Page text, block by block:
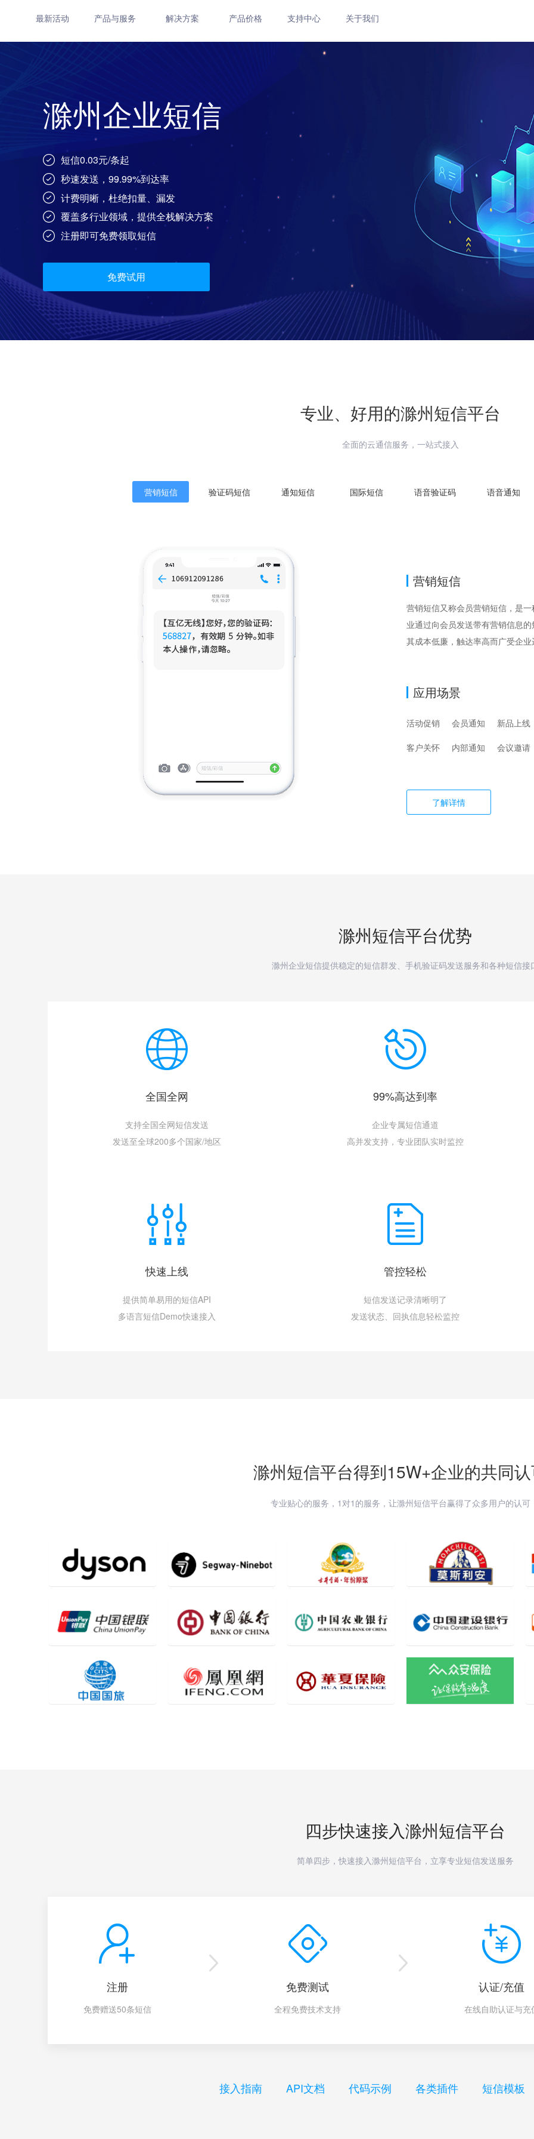
最新活动 产品与服务 解决方案 产品价格 支持中心 关于我们
滁州企业短信
短信0.03元/条起
秒速发送，99.99%到达率
计费明晰，杜绝扣量、漏发
覆盖多行业领域，提供全栈解决方案
注册即可免费领取短信
免费试用
专业、好用的滁州短信平台
全面的云通信服务，一站式接入
营销短信 验证码短信 通知短信 国际短信 语音验证码 语音通知
营销短信
营销短信又称会员营销短信，是
业通过向会员发送带有营销信息
其成本低廉，触达率高而广受企
应用场景
活动促销 会员通知 新品上线
客户关怀 内部通知 会议邀请
了解详情
滁州短信平台优势
滁州企业短信提供稳定的短信群发、手机验证码发送服务和各种短信接
全国全网
支持全国全网短信发送
发送至全球200多个国家/地区
99%高达到率
企业专属短信通道
高并发支持，专业团队实时监控
快速上线
提供简单易用的短信API
多语言短信Demo快速接入
管控轻松
短信发送记录清晰明了
发送状态、回执信息轻松监控
滁州短信平台得到15W+企业的共同
专业贴心的服务，1对1的服务，让滁州短信平台赢得了众多用户的认可
四步快速接入滁州短信平台
简单四步，快速接入滁州短信平台，立享专业短信发送服务
注册
免费赠送50条短信
免费测试
全程免费技术支持
认证/充值
在线自助认证与充
接入指南 API文档 代码示例 各类插件 短信模板